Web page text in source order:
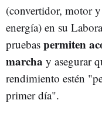
(convertidor, motor
energía) en su
pruebas permiten
marcha y asegurar
rendimiento estén
primer día".